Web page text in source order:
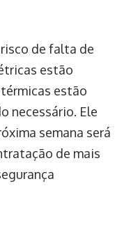
de falta de
estão
estão
necessário. Ele
semana será
de mais